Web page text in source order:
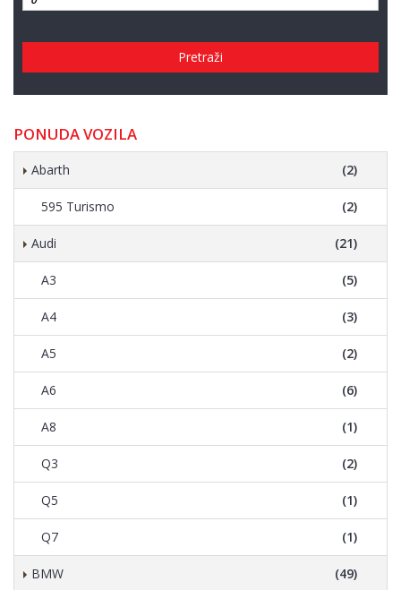
Pretraži
PONUDA VOZILA
Abarth (2)
595 Turismo (2)
Audi (21)
A3 (5)
A4 (3)
A5 (2)
A6 (6)
A8 (1)
Q3 (2)
Q5 (1)
Q7 (1)
BMW (49)